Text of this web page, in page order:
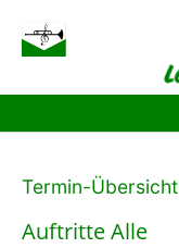
Termin-Übersicht
Auftritte Alle